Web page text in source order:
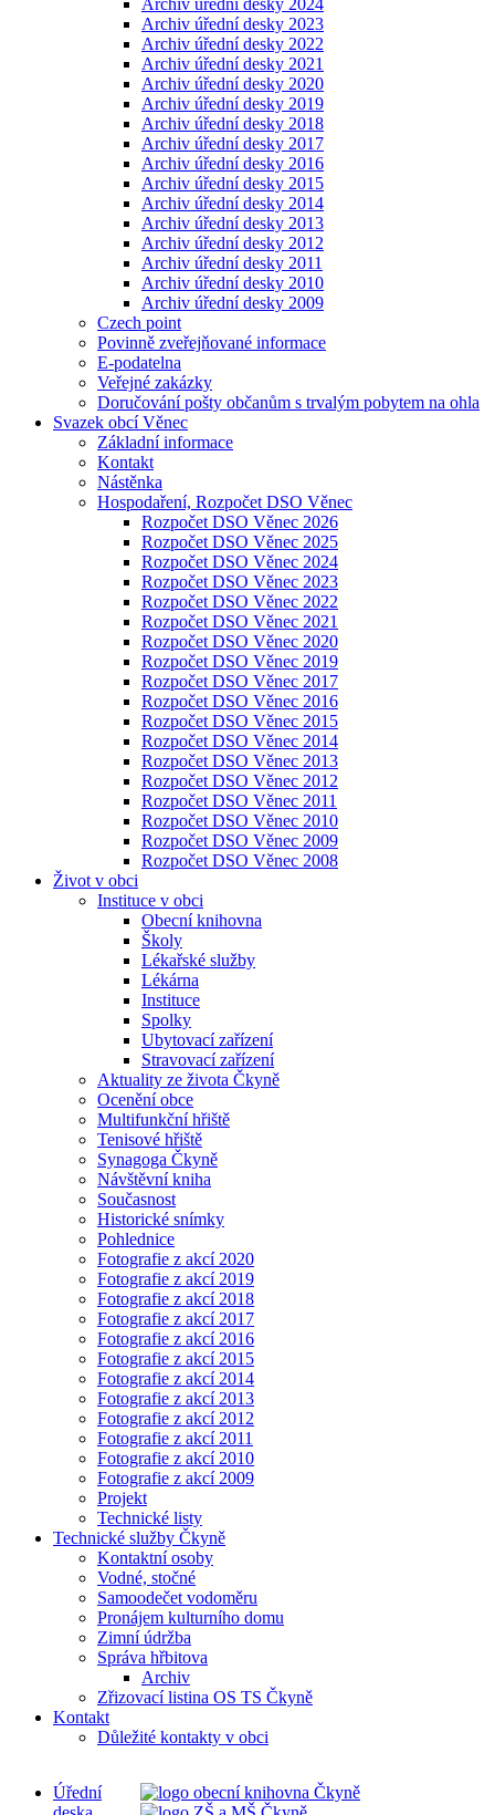
Archiv úřední desky 2024
Archiv úřední desky 2023
Archiv úřední desky 2022
Archiv úřední desky 2021
Archiv úřední desky 2020
Archiv úřední desky 2019
Archiv úřední desky 2018
Archiv úřední desky 2017
Archiv úřední desky 2016
Archiv úřední desky 2015
Archiv úřední desky 2014
Archiv úřední desky 2013
Archiv úřední desky 2012
Archiv úřední desky 2011
Archiv úřední desky 2010
Archiv úřední desky 2009
Czech point
Povinně zveřejňované informace
E-podatelna
Veřejné zakázky
Doručování pošty občanům s trvalým pobytem na ohla
Svazek obcí Věnec
Základní informace
Kontakt
Nástěnka
Hospodaření, Rozpočet DSO Věnec
Rozpočet DSO Věnec 2026
Rozpočet DSO Věnec 2025
Rozpočet DSO Věnec 2024
Rozpočet DSO Věnec 2023
Rozpočet DSO Věnec 2022
Rozpočet DSO Věnec 2021
Rozpočet DSO Věnec 2020
Rozpočet DSO Věnec 2019
Rozpočet DSO Věnec 2017
Rozpočet DSO Věnec 2016
Rozpočet DSO Věnec 2015
Rozpočet DSO Věnec 2014
Rozpočet DSO Věnec 2013
Rozpočet DSO Věnec 2012
Rozpočet DSO Věnec 2011
Rozpočet DSO Věnec 2010
Rozpočet DSO Věnec 2009
Rozpočet DSO Věnec 2008
Život v obci
Instituce v obci
Obecní knihovna
Školy
Lékařské služby
Lékárna
Instituce
Spolky
Ubytovací zařízení
Stravovací zařízení
Aktuality ze života Čkyně
Ocenění obce
Multifunkční hřiště
Tenisové hřiště
Synagoga Čkyně
Návštěvní kniha
Současnost
Historické snímky
Pohlednice
Fotografie z akcí 2020
Fotografie z akcí 2019
Fotografie z akcí 2018
Fotografie z akcí 2017
Fotografie z akcí 2016
Fotografie z akcí 2015
Fotografie z akcí 2014
Fotografie z akcí 2013
Fotografie z akcí 2012
Fotografie z akcí 2011
Fotografie z akcí 2010
Fotografie z akcí 2009
Projekt
Technické listy
Technické služby Čkyně
Kontaktní osoby
Vodné, stočné
Samoodečet vodoměru
Pronájem kulturního domu
Zimní údržba
Správa hřbitova
Archiv
Zřizovací listina OS TS Čkyně
Kontakt
Důležité kontakty v obci
Úřední